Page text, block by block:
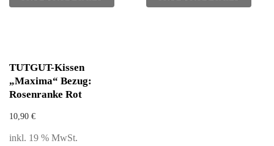
TUTGUT-Kissen
„Maxima“ Bezug:
Rosenranke Rot
10,90 €
inkl. 19 % MwSt.